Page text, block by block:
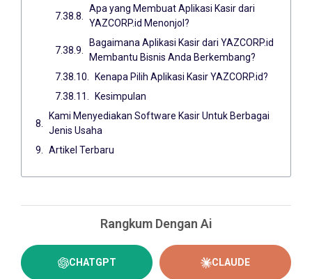
Apa yang Membuat Aplikasi Kasir dari
YAZCORP.id Menonjol?
Bagaimana Aplikasi Kasir dari YAZCORP.id
Membantu Bisnis Anda Berkembang?
Kenapa Pilih Aplikasi Kasir YAZCORP.id?
Kesimpulan
Kami Menyediakan Software Kasir Untuk Berbagai
Jenis Usaha
Artikel Terbaru
Rangkum Dengan Ai
CHATGPT CLAUDE